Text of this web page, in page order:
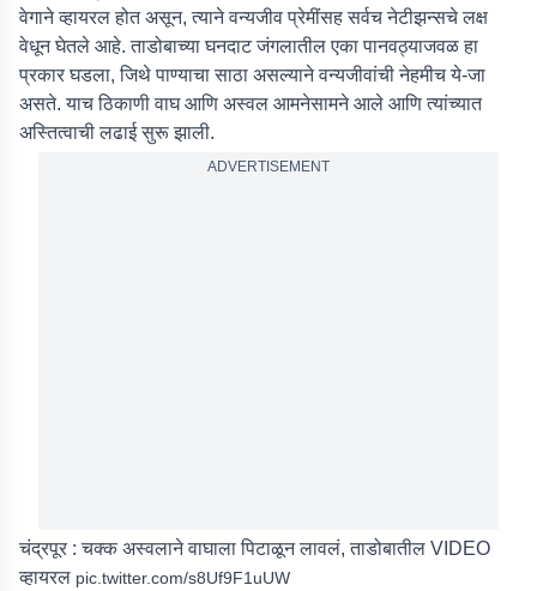
वेगाने व्हायरल होत असून, त्याने वन्यजीव प्रेमींसह सर्वच नेटीझन्सचे लक्ष
वेधून घेतले आहे. ताडोबाच्या घनदाट जंगलातील एका पानवठ्याजवळ हा
प्रकार घडला, जिथे पाण्याचा साठा असल्याने वन्यजीवांची नेहमीच ये-जा
असते. याच ठिकाणी वाघ आणि अस्वल आमनेसामने आले आणि त्यांच्यात
अस्तित्वाची लढाई सुरू झाली.
ADVERTISEMENT
चंद्रपूर : चक्क अस्वलाने वाघाला पिटाळून लावलं, ताडोबातील VIDEO
व्हायरल pic.twitter.com/s8Uf9F1uUW